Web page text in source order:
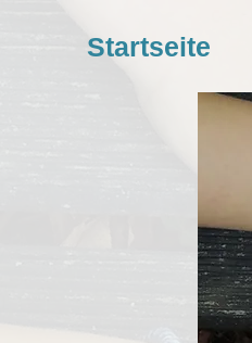
Startseite